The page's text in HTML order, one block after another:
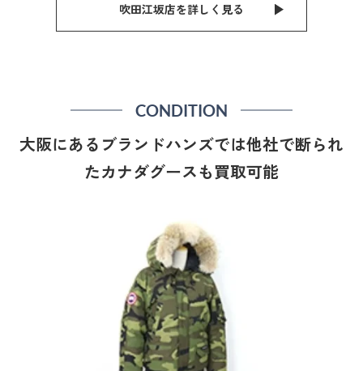
吹田江坂店を詳しく見る
CONDITION
大阪にあるブランドハンズでは他社で断られ
たカナダグースも買取可能